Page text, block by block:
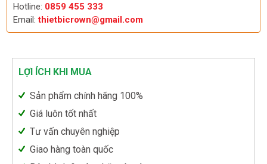
Hotline: 0859 455 333
Email:thietbicrown@gmail.com
LỢI ÍCH KHI MUA
Sản phẩm chính hãng 100%
Giá luôn tốt nhất
Tư vấn chuyên nghiệp
Giao hàng toàn quốc